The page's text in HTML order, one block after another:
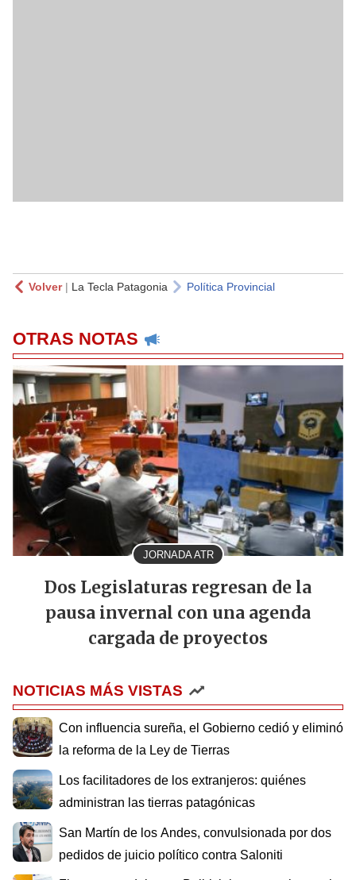
Volver| La Tecla Patagonia Política Provincial
OTRAS NOTAS
JORNADA ATR
Dos Legislaturas regresan de la
pausa invernal con una agenda
cargada de proyectos
NOTICIAS MÁS VISTAS
Con influencia sureña, el Gobierno cedió y eliminó
la reforma de la Ley de Tierras
Los facilitadores de los extranjeros: quiénes
administran las tierras patagónicas
San Martín de los Andes, convulsionada por dos
pedidos de juicio político contra Saloniti